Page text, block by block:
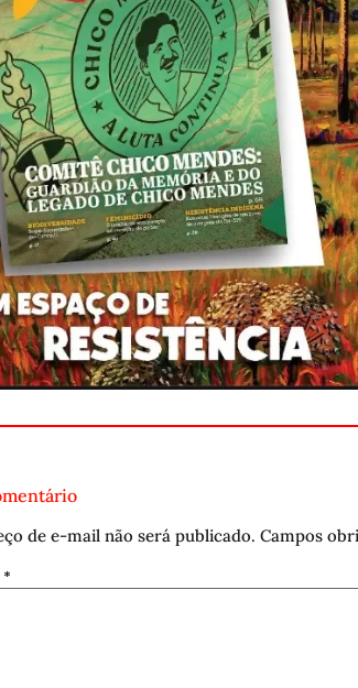
de e-mail não será publicado. Campos
*